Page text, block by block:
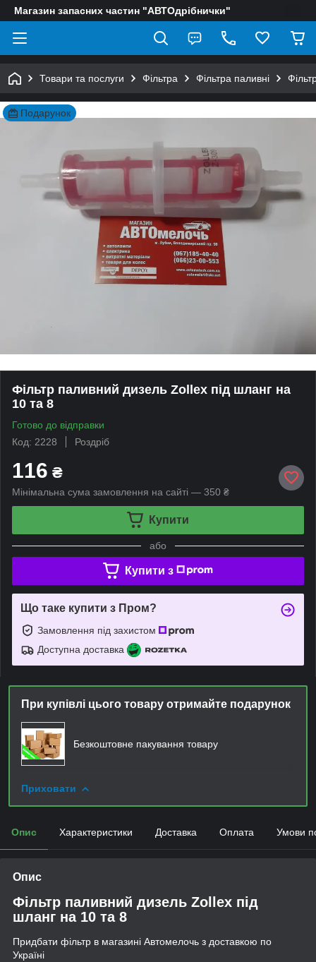
Магазин запасних частин "АВТОдрібнички"
Товари та послуги Фільтра Фільтра паливні
Подарунок
Фільтр паливний дизель Zollex під шланг на
10 та 8
Готово до відправки
Код: 2228
Роздріб
116 ₴
Мінімальна сума замовлення на сайті — 350 ₴
Купити
або
Купити з
Що таке купити з Пром?
Замовлення під захистом
Доступна доставка
При купівлі цього товару отримайте подарунок
Безкоштовне пакування товару
Приховати
Опис Характеристики Доставка Оплата Умови
Опис
Фільтр паливний дизель Zollex під
шланг на 10 та 8
Придбати фільтр в магазині Автомелочь з доставкою по
Україні